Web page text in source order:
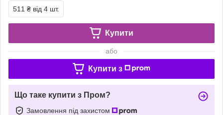
511 ₴ від 4 шт.
Купити
або
Купити з
Що таке купити з Пром?
Замовлення під захистом